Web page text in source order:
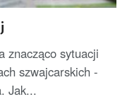
znacząco sytuacji
szwajcarskich -
Jak...